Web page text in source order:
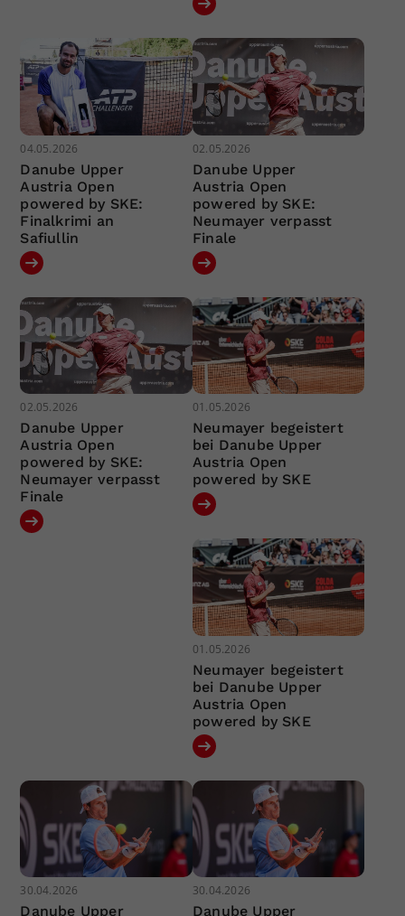
04.05.2026
Danube Upper
Austria Open
powered by SKE:
Finalkrimi an
Safiullin
02.05.2026
Danube Upper
Austria Open
powered by SKE:
Neumayer verpasst
Finale
02.05.2026
Danube Upper
Austria Open
powered by SKE:
Neumayer verpasst
Finale
01.05.2026
Neumayer begeistert
bei Danube Upper
Austria Open
powered by SKE
01.05.2026
Neumayer begeistert
bei Danube Upper
Austria Open
powered by SKE
30.04.2026
Danube Upper
30.04.2026
Danube Upper